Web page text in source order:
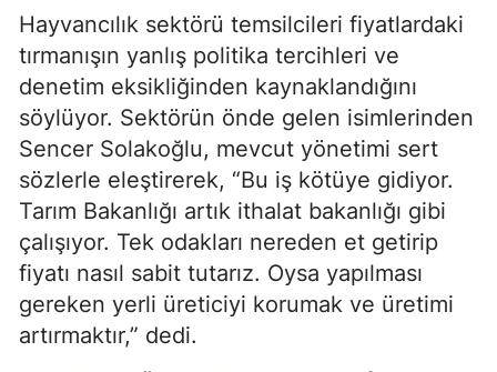
Hayvancılık sektörü temsilcileri fiyatlardaki
tırmanışın yanlış politika tercihleri ve
denetim eksikliğinden kaynaklandığını
söylüyor. Sektörün önde gelen isimlerinden
Sencer Solakoğlu, mevcut yönetimi sert
sözlerle eleştirerek, “Bu iş kötüye gidiyor.
Tarım Bakanlığı artık ithalat bakanlığı gibi
çalışıyor. Tek odakları nereden et getirip
fiyatı nasıl sabit tutarız. Oysa yapılması
gereken yerli üreticiyi korumak ve üretimi
artırmaktır,” dedi.